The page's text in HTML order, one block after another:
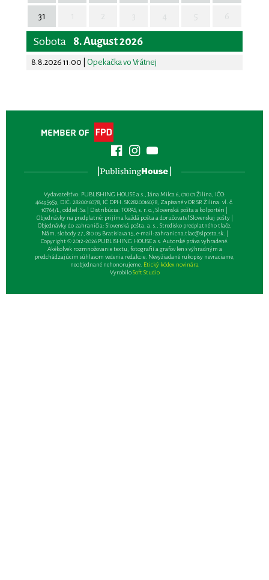
31
Sobota 8. August 2026
8.8.2026 11:00 Opekačka vo Vrátnej
Vydavateľsťvo: PUBLISHING HOUSE a.s., Jána Milca 6, 010 01 Žilina, IČO:
46495959, DIČ: 2820016078, IČ DPH: SK2820016078, Zapísané v OR SR Žilina: vl. č.
10764/L, oddiel: Sa | Distribúcia: TOPAS, s. r. o., Slovenská pošta a kolportéri |
Objednávky na predplatné: prijíma každá pošta a doručovateľ Slovenskej pošty |
Objednávky do zahraničia: Slovenská pošta, a. s., Stredisko predplatného tlače,
Nám. slobody 27, 810 05 Bratislava 15, e-mail:zahranicna.tlac@slposta.sk. |
Copyright © 2012-2026 PUBLISHING HOUSE a.s. Autorské práva vyhradené.
Akékoľvek rozmnožovanie textu, fotografií a grafov len s výhradným a
predchádzajúcim súhlasom vedenia redakcie. Nevyžiadané rukopisy nevraciame,
neobjednané nehonorujeme. Etický kódex novinára
VyrobiloSoft Studio